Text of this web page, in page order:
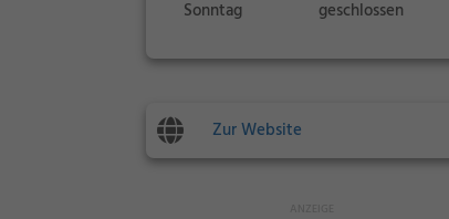
Sonntag
geschlossen
Zur Website